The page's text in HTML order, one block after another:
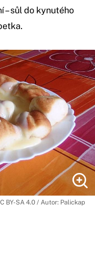
– sůl do kynutého
BY-SA 4.0 / Autor: Palickap